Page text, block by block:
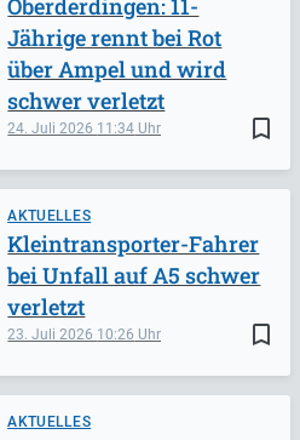
bookmark_border
24. Juli 2026 11:34
Oberderdingen: 11-
Jährige rennt bei Rot
über Ampel und wird
schwer verletzt
AKTUELLES
bookmark_border
23. Juli 2026 10:26
Kleintransporter-Fahrer
bei Unfall auf A5 schwer
verletzt
AKTUELLES